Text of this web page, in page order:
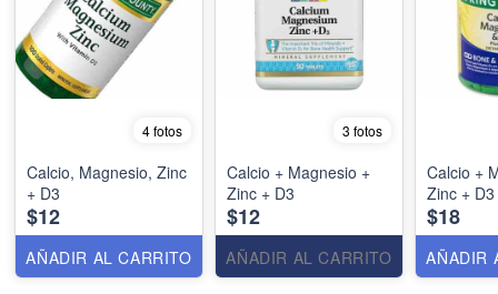
4 fotos
Calcio, Magnesio, Zinc
+ D3
$12
AÑADIR AL CARRITO
3 fotos
Calcio + Magnesio +
Zinc + D3
$12
AÑADIR AL CARRITO
Calcio +
Zinc + D3
$18
AÑADIR